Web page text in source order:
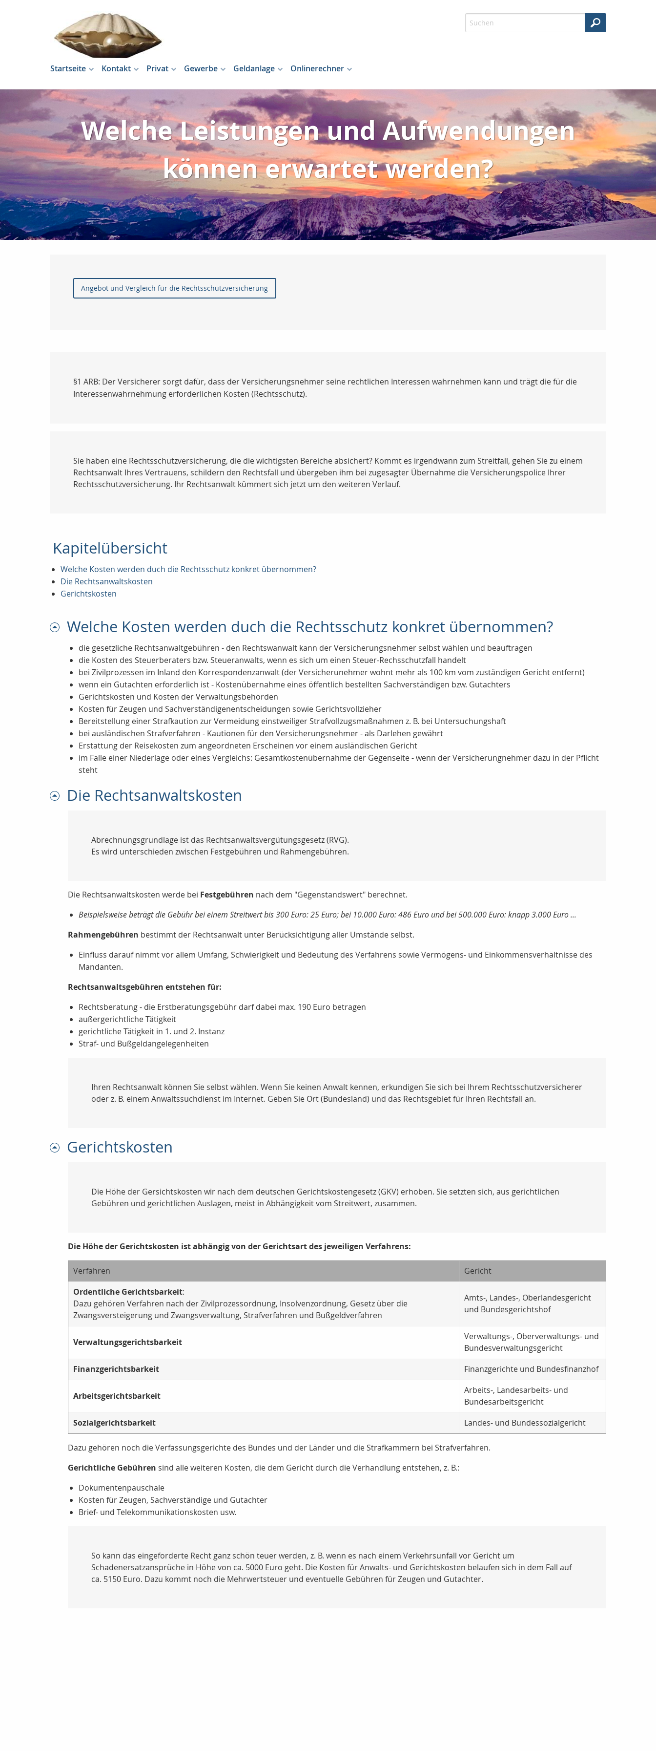
Startseite Kontakt Privat Gewerbe Geldanlage Onlinerechner
Welche Leistungen und Aufwendungen
können erwartet werden?
Angebot und Vergleich für die Rechtsschutzversicherung
§1 ARB: Der Versicherer sorgt dafür, dass der Versicherungsnehmer seine rechtlichen Interessen wahrnehmen kann und trägt die für die
Interessenwahrnehmung erforderlichen Kosten (Rechtsschutz).
Sie haben eine Rechtsschutzversicherung, die die wichtigsten Bereiche absichert? Kommt es irgendwann zum Streitfall, gehen Sie zu einem
Rechtsanwalt Ihres Vertrauens, schildern den Rechtsfall und übergeben ihm bei zugesagter Übernahme die Versicherungspolice Ihrer
Rechtsschutzversicherung. Ihr Rechtsanwalt kümmert sich jetzt um den weiteren Verlauf.
Kapitelübersicht
Welche Kosten werden duch die Rechtsschutz konkret übernommen?
Die Rechtsanwaltskosten
Gerichtskosten
Welche Kosten werden duch die Rechtsschutz konkret übernommen?
die gesetzliche Rechtsanwaltgebühren - den Rechtswanwalt kann der Versicherungsnehmer selbst wählen und beauftragen
die Kosten des Steuerberaters bzw. Steueranwalts, wenn es sich um einen Steuer-Rechsschutzfall handelt
bei Zivilprozessen im Inland den Korrespondenzanwalt (der Versicherunehmer wohnt mehr als 100 km vom zuständigen Gericht entfernt)
wenn ein Gutachten erforderlich ist - Kostenübernahme eines öffentlich bestellten Sachverständigen bzw. Gutachters
Gerichtskosten und Kosten der Verwaltungsbehörden
Kosten für Zeugen und Sachverständigenentscheidungen sowie Gerichtsvollzieher
Bereitstellung einer Strafkaution zur Vermeidung einstweiliger Strafvollzugsmaßnahmen z. B. bei Untersuchungshaft
bei ausländischen Strafverfahren - Kautionen für den Versicherungsnehmer - als Darlehen gewährt
Erstattung der Reisekosten zum angeordneten Erscheinen vor einem ausländischen Gericht
im Falle einer Niederlage oder eines Vergleichs: Gesamtkostenübernahme der Gegenseite - wenn der Versicherungnehmer dazu in der Pflicht
steht
Die Rechtsanwaltskosten
Abrechnungsgrundlage ist das Rechtsanwaltsvergütungsgesetz (RVG).
Es wird unterschieden zwischen Festgebühren und Rahmengebühren.
Die Rechtsanwaltskosten werde bei Festgebühren nach dem "Gegenstandswert" berechnet.
Beispielsweise beträgt die Gebühr bei einem Streitwert bis 300 Euro: 25 Euro; bei 10.000 Euro: 486 Euro und bei 500.000 Euro: knapp 3.000 Euro ...
Rahmengebühren bestimmt der Rechtsanwalt unter Berücksichtigung aller Umstände selbst.
Einfluss darauf nimmt vor allem Umfang, Schwierigkeit und Bedeutung des Verfahrens sowie Vermögens- und Einkommensverhältnisse des
Mandanten.
Rechtsanwaltsgebühren entstehen für:
Rechtsberatung - die Erstberatungsgebühr darf dabei max. 190 Euro betragen
außergerichtliche Tätigkeit
gerichtliche Tätigkeit in 1. und 2. Instanz
Straf- und Bußgeldangelegenheiten
Ihren Rechtsanwalt können Sie selbst wählen. Wenn Sie keinen Anwalt kennen, erkundigen Sie sich bei Ihrem Rechtsschutzversicherer
oder z. B. einem Anwaltssuchdienst im Internet. Geben Sie Ort (Bundesland) und das Rechtsgebiet für Ihren Rechtsfall an.
Gerichtskosten
Die Höhe der Gersichtskosten wir nach dem deutschen Gerichtskostengesetz (GKV) erhoben. Sie setzten sich, aus gerichtlichen
Gebühren und gerichtlichen Auslagen, meist in Abhängigkeit vom Streitwert, zusammen.
Die Höhe der Gerichtskosten ist abhängig von der Gerichtsart des jeweiligen Verfahrens:
Verfahren
Gericht
Ordentliche Gerichtsbarkeit:
Dazu gehören Verfahren nach der Zivilprozessordnung, Insolvenzordnung, Gesetz über die
Zwangsversteigerung und Zwangsverwaltung, Strafverfahren und Bußgeldverfahren
Amts-, Landes-, Oberlandesgericht
und Bundesgerichtshof
Verwaltungsgerichtsbarkeit
Verwaltungs-, Oberverwaltungs- und
Bundesverwaltungsgericht
Finanzgerichtsbarkeit
Finanzgerichte und Bundesfinanzhof
Arbeitsgerichtsbarkeit
Arbeits-, Landesarbeits- und
Bundesarbeitsgericht
Sozialgerichtsbarkeit
Landes- und Bundessozialgericht
Dazu gehören noch die Verfassungsgerichte des Bundes und der Länder und die Strafkammern bei Strafverfahren.
Gerichtliche Gebühren sind alle weiteren Kosten, die dem Gericht durch die Verhandlung entstehen, z. B.:
Dokumentenpauschale
Kosten für Zeugen, Sachverständige und Gutachter
Brief- und Telekommunikationskosten usw.
So kann das eingeforderte Recht ganz schön teuer werden, z. B. wenn es nach einem Verkehrsunfall vor Gericht um
Schadenersatzansprüche in Höhe von ca. 5000 Euro geht. Die Kosten für Anwalts- und Gerichtskosten belaufen sich in dem Fall auf
ca. 5150 Euro. Dazu kommt noch die Mehrwertsteuer und eventuelle Gebühren für Zeugen und Gutachter.